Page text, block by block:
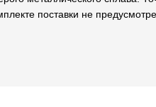
поставки не